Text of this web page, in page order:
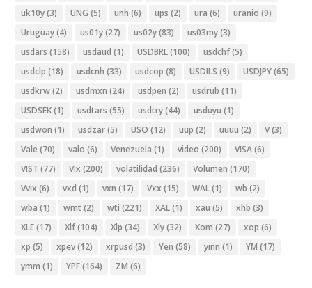
uk10y(3) UNG (5) unh (6) ups (2) ura (6) uranio (9)
Uruguay(4) us01y(27) us02y(83) us03my(3)
usdars (158) usdaud (1) USDBRL(100) usdchf(5)
usdclp (18) usdcnh (33) usdcop (8) USDILS (9) USDJPY(65)
usdkrw(2) usdmxn (24) usdpen (2) usdrub (11)
USDSEK(1) usdtars (55) usdtry(44) usduyu (1)
usdwon (1) usdzar(5) USO (12) uup (2) uuuu (2) V(3)
Vale (70) valo (6) Venezuela (1) video (200) VISA(6)
VIST (77) Vix (200) volatilidad (236) Volumen (170)
Vvix (6) vxd (1) vxn (17) Vxx (15) WAL(1) wb (2)
wba (1) wmt (2) wti (221) XAL(1) xau (5) xhb (3)
XLE(17) Xlf(104) Xlp (34) Xly(32) Xom (27) xop (6)
xp (5) xpev(12) xrpusd (3) Yen (58) yinn (1) YM (17)
ymm (1) YPF(164) ZM (6)